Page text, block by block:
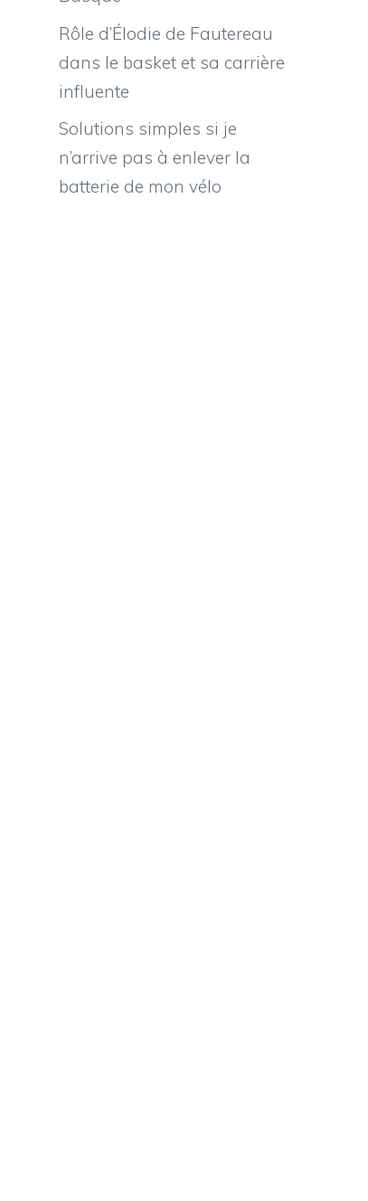
Rôle d’Élodie de Fautereau
dans le basket et sa carrière
influente
Solutions simples si je
n’arrive pas à enlever la
batterie de mon vélo